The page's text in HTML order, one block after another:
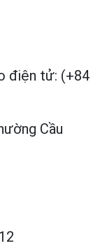
điện tử: (+84
Cầu